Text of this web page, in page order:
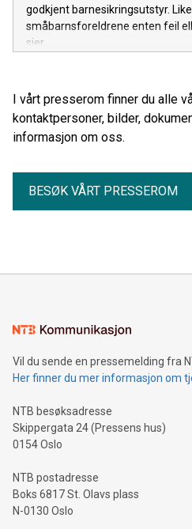
godkjent barnesikringsutstyr.
småbarnsforeldrene enten feil
sier.
I vårt presserom finner du alle
kontaktpersoner, bilder,
informasjon om oss.
BESØK VÅRT PRESSEROM
Vil du sende en pressemelding fra
Her finner du mer informasjon om
NTB besøksadresse
Skippergata 24 (Pressens hus)
0154 Oslo
NTB postadresse
Boks 6817 St. Olavs plass
N-0130 Oslo